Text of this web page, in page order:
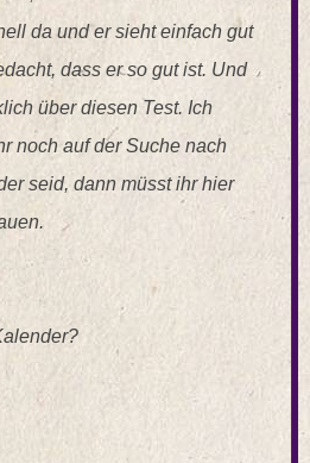
da und er sieht einfach gut
dass er so gut ist. Und
über diesen Test. Ich
noch auf der Suche nach
seid, dann müsst ihr hier